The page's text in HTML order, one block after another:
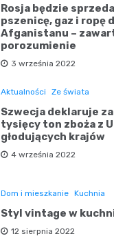
Rosja będzie
pszenicę, gaz i ropę
Afganistanu –
porozumienie
3 września 2022
Aktualności Ze świata
Szwecja deklaruje
tysięcy ton zboża z
głodujących krajów
4 września 2022
Dom i mieszkanie Kuchnia
Styl vintage w
12 sierpnia 2022